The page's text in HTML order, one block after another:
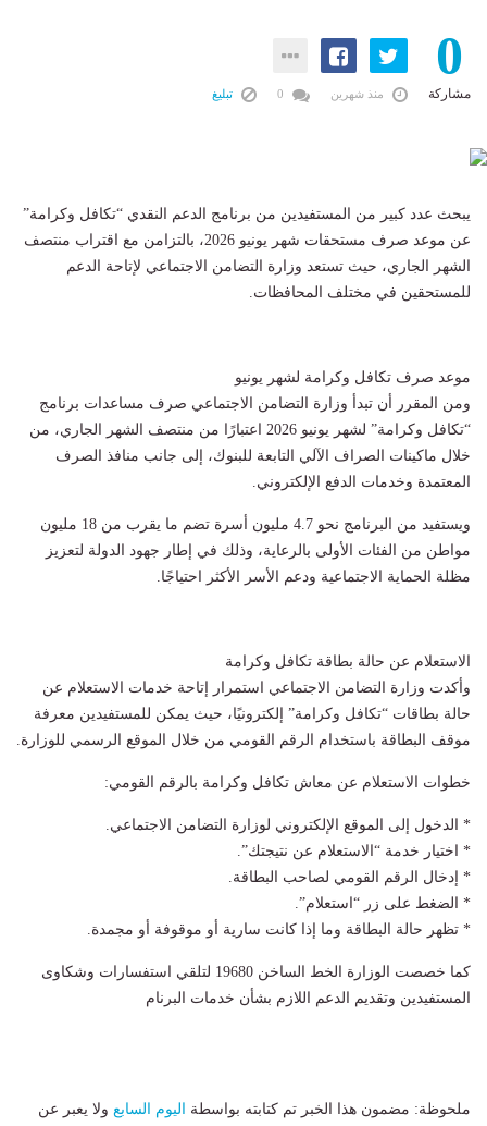
0
مشاركة منذ شهرين تبليغ
يبحث عدد كبير من المستفيدين من برنامج الدعم النقدي “تكافل وكرامة”
عن موعد صرف مستحقات شهر يونيو 2026، بالتزامن مع اقتراب منتصف
الشهر الجاري، حيث تستعد وزارة التضامن الاجتماعي لإتاحة الدعم
للمستحقين في مختلف المحافظات.
موعد صرف تكافل وكرامة لشهر يونيو
ومن المقرر أن تبدأ وزارة التضامن الاجتماعي صرف مساعدات برنامج
“تكافل وكرامة” لشهر يونيو 2026 اعتبارًا من منتصف الشهر الجاري، من
خلال ماكينات الصراف الآلي التابعة للبنوك، إلى جانب منافذ الصرف
المعتمدة وخدمات الدفع الإلكتروني.
ويستفيد من البرنامج نحو 4.7 مليون أسرة تضم ما يقرب من 18 مليون
مواطن من الفئات الأولى بالرعاية، وذلك في إطار جهود الدولة لتعزيز
مظلة الحماية الاجتماعية ودعم الأسر الأكثر احتياجًا.
الاستعلام عن حالة بطاقة تكافل وكرامة
وأكدت وزارة التضامن الاجتماعي استمرار إتاحة خدمات الاستعلام عن
حالة بطاقات “تكافل وكرامة” إلكترونيًا، حيث يمكن للمستفيدين معرفة
موقف البطاقة باستخدام الرقم القومي من خلال الموقع الرسمي للوزارة.
خطوات الاستعلام عن معاش تكافل وكرامة بالرقم القومي:
* الدخول إلى الموقع الإلكتروني لوزارة التضامن الاجتماعي.
* اختيار خدمة “الاستعلام عن نتيجتك”.
* إدخال الرقم القومي لصاحب البطاقة.
* الضغط على زر “استعلام”.
* تظهر حالة البطاقة وما إذا كانت سارية أو موقوفة أو مجمدة.
كما خصصت الوزارة الخط الساخن 19680 لتلقي استفسارات وشكاوى
المستفيدين وتقديم الدعم اللازم بشأن خدمات البرنام
ملحوظة: مضمون هذا الخبر تم كتابته بواسطة اليوم السابع ولا يعبر عن